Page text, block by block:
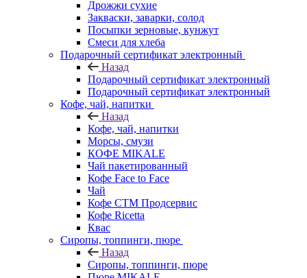
Дрожжи сухие
Закваски, заварки, солод
Посыпки зерновые, кунжут
Смеси для хлеба
Подарочный сертификат электронный
Назад
Подарочный сертификат электронный
Подарочный сертификат электронный
Кофе, чай, напитки
Назад
Кофе, чай, напитки
Морсы, смузи
КОФЕ MIKALE
Чай пакетированный
Кофе Face to Face
Чай
Кофе СТМ Продсервис
Кофе Ricetta
Квас
Сиропы, топпинги, пюре
Назад
Сиропы, топпинги, пюре